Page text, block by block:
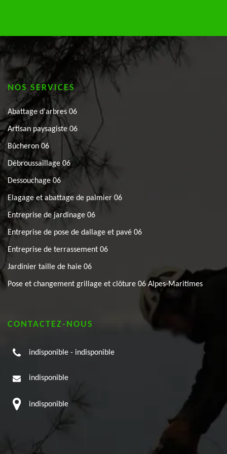
NOS SERVICES
Abattage d'arbres 06
Artisan paysagiste 06
Bûcheron 06
Débroussaillage 06
Dessouchage 06
Elagage et abattage de palmier 06
Entreprise de jardinage 06
Entreprise de pose de dallage et pavé 06
Entreprise de terrassement 06
Jardinier taille de haie 06
Pose et changement grillage et clôture 06 Alpes-Maritimes
CONTACTEZ-NOUS
indisponible - indisponible
indisponible
indisponible